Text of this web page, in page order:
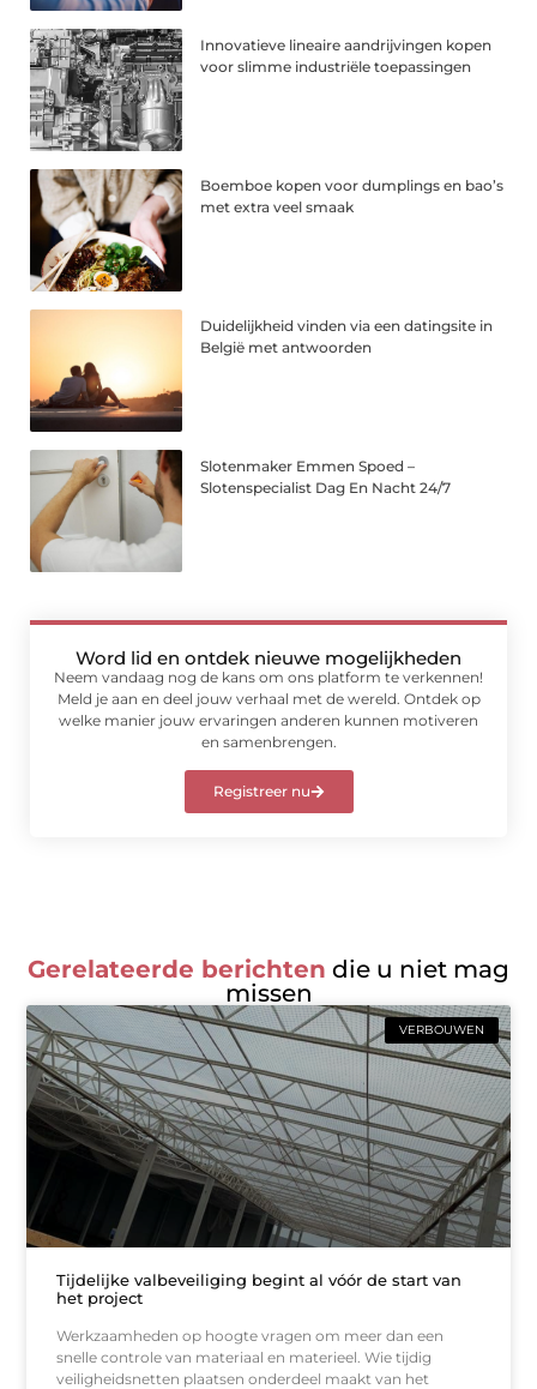
Innovatieve lineaire aandrijvingen kopen
voor slimme industriële toepassingen
Boemboe kopen voor dumplings en bao’s
met extra veel smaak
Duidelijkheid vinden via een datingsite in
België met antwoorden
Slotenmaker Emmen Spoed –
Slotenspecialist Dag En Nacht 24/7
Word lid en ontdek nieuwe mogelijkheden
Neem vandaag nog de kans om ons platform te verkennen!
Meld je aan en deel jouw verhaal met de wereld. Ontdek op
welke manier jouw ervaringen anderen kunnen motiveren
en samenbrengen.
Registreer nu
Gerelateerde berichten die u niet mag
missen
VERBOUWEN
Tijdelijke valbeveiliging begint al vóór de start van
het project
Werkzaamheden op hoogte vragen om meer dan een
snelle controle van materiaal en materieel. Wie tijdig
veiligheidsnetten plaatsen onderdeel maakt van het